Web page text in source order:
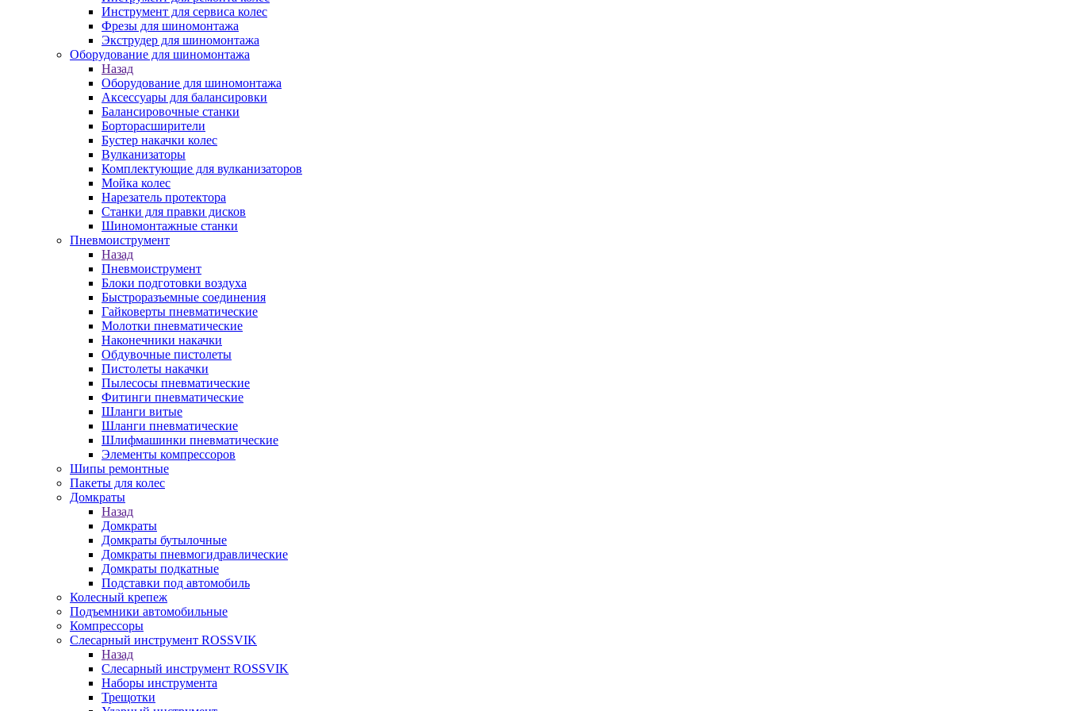
Инструмент для сервиса колес
Фрезы для шиномонтажа
Экструдер для шиномонтажа
Оборудование для шиномонтажа
Назад
Оборудование для шиномонтажа
Аксессуары для балансировки
Балансировочные станки
Борторасширители
Бустер накачки колес
Вулканизаторы
Комплектующие для вулканизаторов
Мойка колес
Нарезатель протектора
Станки для правки дисков
Шиномонтажные станки
Пневмоиструмент
Назад
Пневмоиструмент
Блоки подготовки воздуха
Быстроразъемные соединения
Гайковерты пневматические
Молотки пневматические
Наконечники накачки
Обдувочные пистолеты
Пистолеты накачки
Пылесосы пневматические
Фитинги пневматические
Шланги витые
Шланги пневматические
Шлифмашинки пневматические
Элементы компрессоров
Шипы ремонтные
Пакеты для колес
Домкраты
Назад
Домкраты
Домкраты бутылочные
Домкраты пневмогидравлические
Домкраты подкатные
Подставки под автомобиль
Колесный крепеж
Подъемники автомобильные
Компрессоры
Слесарный инструмент ROSSVIK
Назад
Слесарный инструмент ROSSVIK
Наборы инструмента
Трещотки